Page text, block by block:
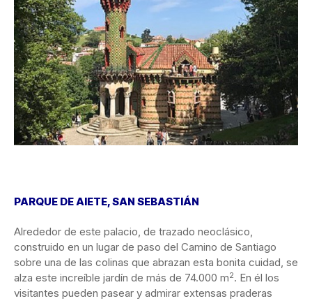
PARQUE DE AIETE, SAN SEBASTIÁN
Alrededor de este palacio, de trazado neoclásico,
construido en un lugar de paso del Camino de Santiago
sobre una de las colinas que abrazan esta bonita cuidad, se
alza este increíble jardín de más de 74.000 m2. En él los
visitantes pueden pasear y admirar extensas praderas